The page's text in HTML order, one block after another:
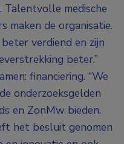
Talentvolle medische
maken de organisatie.
verdiend en zijn
beter.”
financiering. “We
onderzoeksgelden
en ZonMw bieden.
het besluit genomen